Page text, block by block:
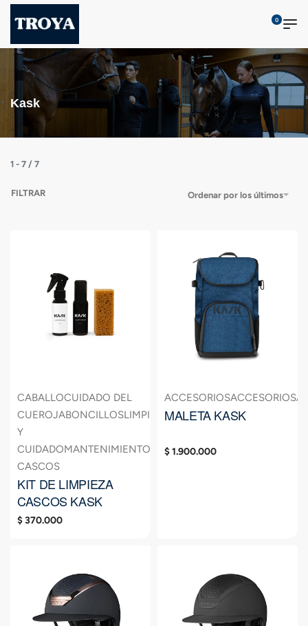
0
Kask
1 - 7 / 7
Ordenar por los últimos
FILTRAR
CABALLOCUIDADO DEL
CUEROJABONCILLOSLIMPIEZA
Y
CUIDADOMANTENIMIENTO
CASCOS
KIT DE LIMPIEZA
CASCOS KASK
$370.000
ACCESORIOSACCESORIOS
MALETA KASK
$1.900.000